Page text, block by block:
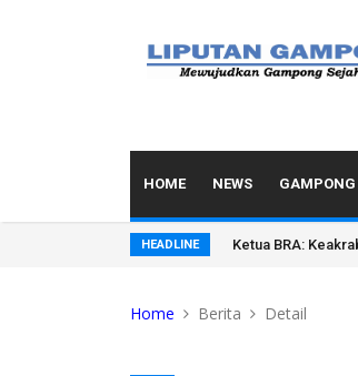
HOME NEWS GAMPONG
HEADLINE Tak Cuma
Home Berita Detail